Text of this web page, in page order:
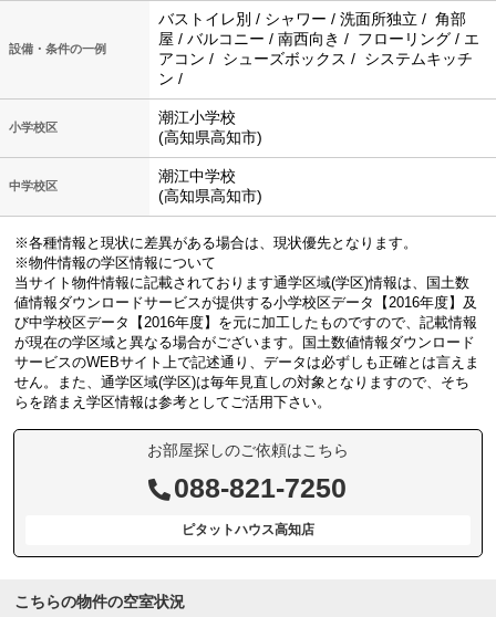
設備・条件の一例
バストイレ別 / シャワー / 洗面所独立 / 角部
屋 / バルコニー / 南西向き / フローリング / エ
アコン / シューズボックス / システムキッチ
ン /
小学校区
潮江小学校
(高知県高知市)
中学校区
潮江中学校
(高知県高知市)
※各種情報と現状に差異がある場合は、現状優先となります。
※物件情報の学区情報について
当サイト物件情報に記載されております通学区域(学区)情報は、国土数
値情報ダウンロードサービスが提供する小学校区データ【2016年度】及
び中学校区データ【2016年度】を元に加工したものですので、記載情報
が現在の学区域と異なる場合がございます。国土数値情報ダウンロード
サービスのWEBサイト上で記述通り、データは必ずしも正確とは言えま
せん。また、通学区域(学区)は毎年見直しの対象となりますので、そち
らを踏まえ学区情報は参考としてご活用下さい。
お部屋探しのご依頼はこちら
088-821-7250
ピタットハウス高知店
こちらの物件の空室状況